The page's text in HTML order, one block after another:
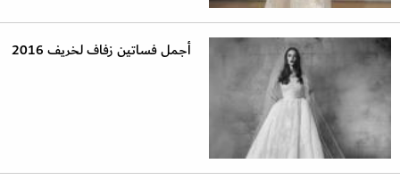
أجمل فساتين زفاف لخريف 2016